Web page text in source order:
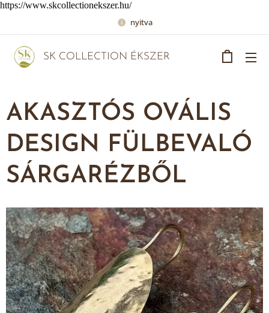
https://www.skcollectionekszer.hu/
nyitva
SK COLLECTION ÉKSZER
AKASZTÓS OVÁLIS
DESIGN FÜLBEVALÓ
SÁRGARÉZBŐL